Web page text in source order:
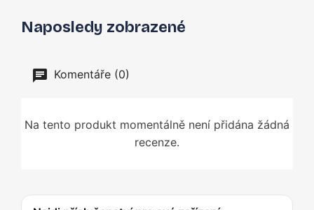
Naposledy zobrazené
Komentáře (0)
Na tento produkt momentálně není přidána žádná
recenze.